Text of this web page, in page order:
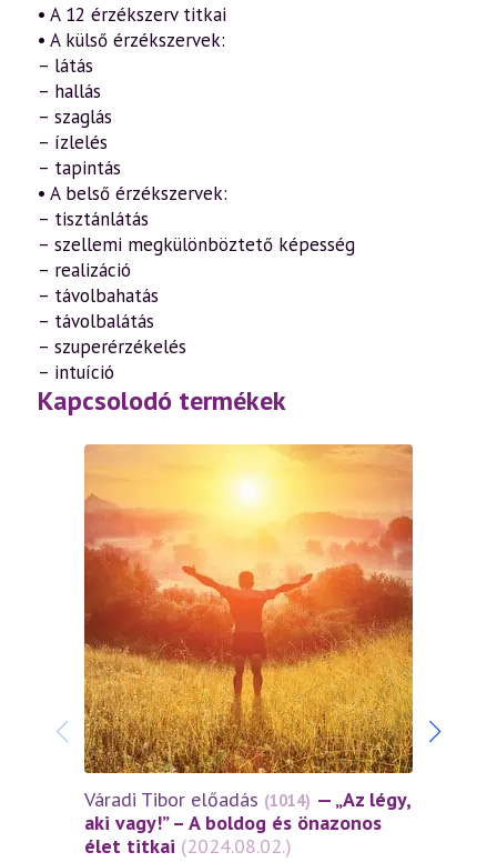
• A 12 érzékszerv titkai
• A külső érzékszervek:
– látás
– hallás
– szaglás
– ízlelés
– tapintás
• A belső érzékszervek:
– tisztánlátás
– szellemi megkülönböztető képesség
– realizáció
– távolbahatás
– távolbalátás
– szuperérzékelés
– intuíció
Kapcsolodó termékek
Váradi Tibor előadás (1014) — „Az légy,
aki vagy!” – A boldog és önazonos
élet titkai (2024.08.02.)